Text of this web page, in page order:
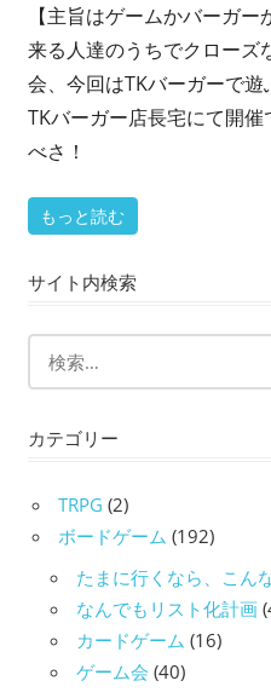
ま
い
ま
す？
【主旨はゲームかバーガ
来る人達のうちでクローズ
会、今回はTKバーガーで
TKバーガー店長宅にて開
べさ！
もっと読む
サイト内検索
カテゴリー
TRPG (2)
ボードゲーム (192)
たまに行くなら、こん
なんでもリスト化計画
カードゲーム (16)
ゲーム会 (40)